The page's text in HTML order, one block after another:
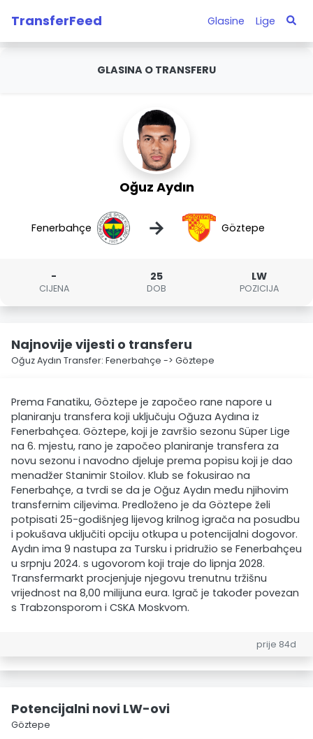
TransferFeed Glasine Lige
GLASINA O TRANSFERU
Oğuz Aydın
Fenerbahçe → Göztepe
-
CIJENA
25
DOB
LW
POZICIJA
Najnovije vijesti o transferu
Oğuz Aydın Transfer: Fenerbahçe -> Göztepe
Prema Fanatiku, Göztepe je započeo rane napore u
planiranju transfera koji uključuju Oğuza Aydına iz
Fenerbahçea. Göztepe, koji je završio sezonu Süper Lige
na 6. mjestu, rano je započeo planiranje transfera za
novu sezonu i navodno djeluje prema popisu koji je dao
menadžer Stanimir Stoilov. Klub se fokusirao na
Fenerbahçe, a tvrdi se da je Oğuz Aydın među njihovim
transfernim ciljevima. Predloženo je da Göztepe želi
potpisati 25-godišnjeg lijevog krilnog igrača na posudbu
i pokušava uključiti opciju otkupa u potencijalni dogovor.
Aydın ima 9 nastupa za Tursku i pridružio se Fenerbahçeu
u srpnju 2024. s ugovorom koji traje do lipnja 2028.
Transfermarkt procjenjuje njegovu trenutnu tržišnu
vrijednost na 8,00 milijuna eura. Igrač je također povezan
s Trabzonsporom i CSKA Moskvom.
prije 84d
Potencijalni novi LW-ovi
Göztepe